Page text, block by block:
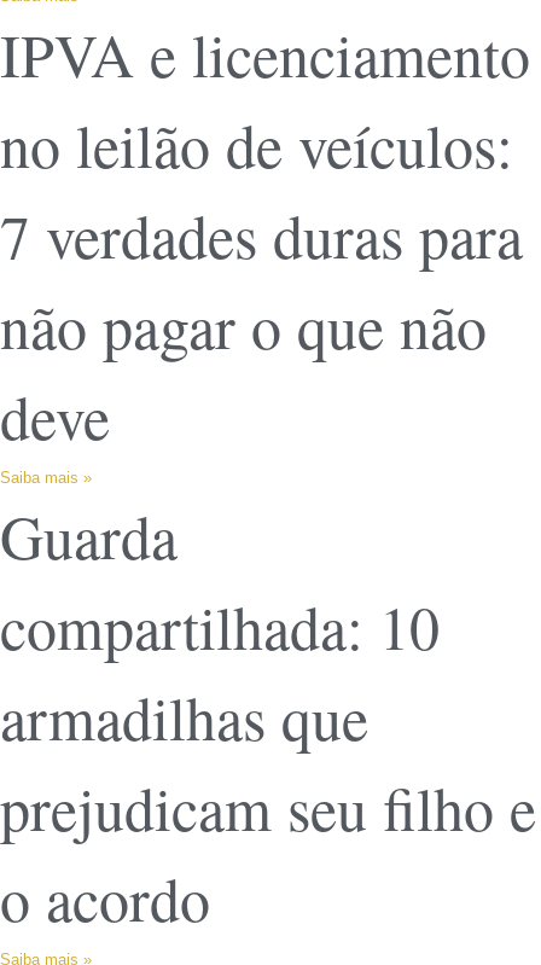
IPVA e licenciamento
no leilão de veículos:
7 verdades duras para
não pagar o que não
deve
Saiba mais »
Guarda
compartilhada: 10
armadilhas que
prejudicam seu filho e
o acordo
Saiba mais »